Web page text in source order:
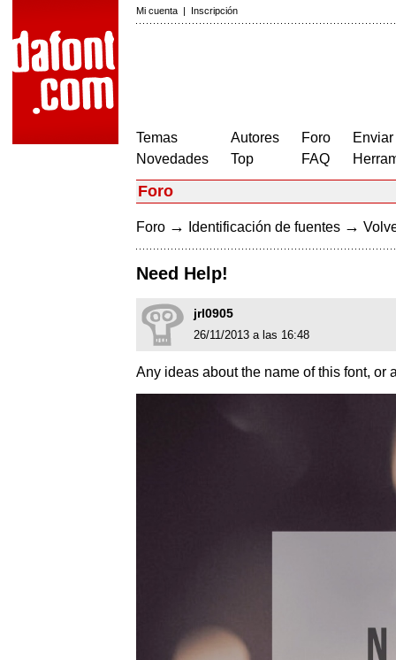
Mi cuenta | Inscripción
Temas
Novedades
Autores
Top
Foro
FAQ
Foro
Foro → Identificación de fuentes →
Need Help!
jrl0905
26/11/2013 a las 16:48
Any ideas about the name of this font, or